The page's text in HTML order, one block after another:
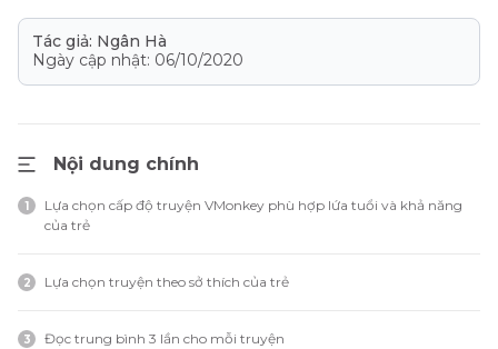
Tác giả: Ngân Hà
Ngày cập nhật: 06/10/2020
Nội dung chính
1
Lựa chọn cấp độ truyện VMonkey phù hợp lứa tuổi và khả năng
của trẻ
2 Lựa chọn truyện theo sở thích của trẻ
3 Đọc trung bình 3 lần cho mỗi truyện